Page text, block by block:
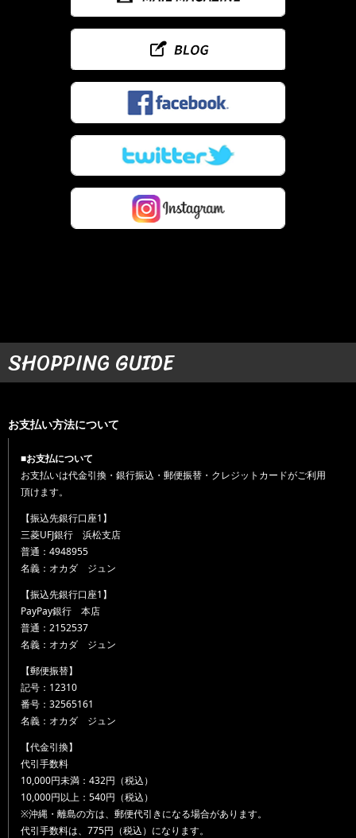
SHOPPING GUIDE
お支払い方法について
■お支払について
お支払いは代金引換・銀行振込・郵便振替・クレジットカードがご利用
頂けます。
【振込先銀行口座1】
三菱UFJ銀行 浜松支店
普通：4948955
名義：オカダ ジュン
【振込先銀行口座1】
PayPay銀行 本店
普通：2152537
名義：オカダ ジュン
【郵便振替】
記号：12310
番号：32565161
名義：オカダ ジュン
【代金引換】
代引手数料
10,000円未満：432円（税込）
10,000円以上：540円（税込）
※沖縄・離島の方は、郵便代引きになる場合があります。
代引手数料は、775円（税込）になります。